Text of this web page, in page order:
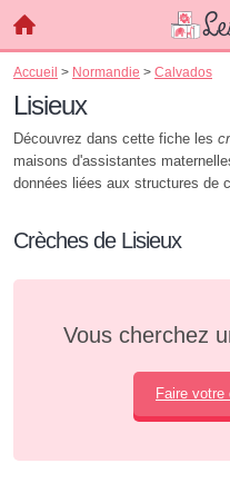
Accueil > Normandie > Calvados
Lisieux
Découvrez dans cette fiche les
maisons d'assistantes
données liées aux structures de
Crèches de Lisieux
Vous cherchez
Faire votre